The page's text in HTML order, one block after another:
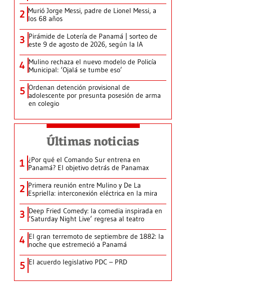
2 Murió Jorge Messi, padre de Lionel Messi, a
los 68 años
3 Pirámide de Lotería de Panamá | sorteo de
este 9 de agosto de 2026, según la IA
4 Mulino rechaza el nuevo modelo de Policía
Municipal: ‘Ojalá se tumbe eso’
5 Ordenan detención provisional de
adolescente por presunta posesión de arma
en colegio
Últimas noticias
1 ¿Por qué el Comando Sur entrena en
Panamá? El objetivo detrás de Panamax
2 Primera reunión entre Mulino y De La
Espriella: interconexión eléctrica en la mira
3 Deep Fried Comedy: la comedia inspirada en
‘Saturday Night Live’ regresa al teatro
4 El gran terremoto de septiembre de 1882: la
noche que estremeció a Panamá
5 El acuerdo legislativo PDC – PRD